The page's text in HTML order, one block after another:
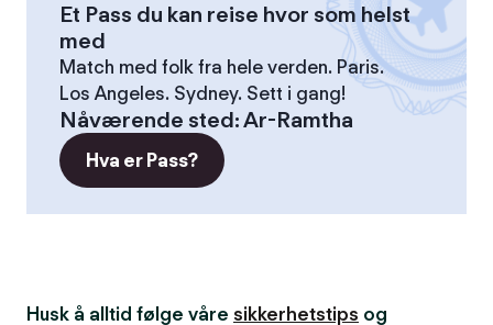
Et Pass du kan reise hvor som helst
med
Match med folk fra hele verden. Paris.
Los Angeles. Sydney. Sett i gang!
Nåværende sted:Ar-Ramtha
Hva er Pass?
Husk å alltid følge våre sikkerhetstips og